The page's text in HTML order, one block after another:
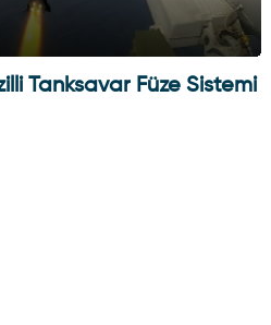
Uzun Menzilli Tanksavar